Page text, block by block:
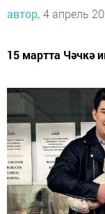
автор, 4 апрель
15 мартта Чәчкә